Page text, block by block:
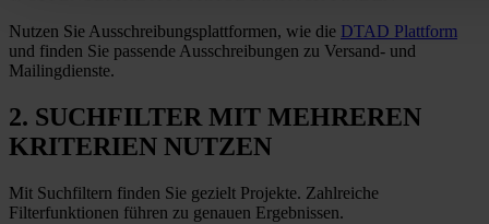
Nutzen Sie Ausschreibungsplattformen, wie die DTAD Plattform
und finden Sie passende Ausschreibungen zu Versand- und
Mailingdienste.
2. SUCHFILTER MIT MEHREREN
KRITERIEN NUTZEN
Mit Suchfiltern finden Sie gezielt Projekte. Zahlreiche
Filterfunktionen führen zu genauen Ergebnissen.